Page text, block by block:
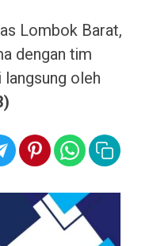
Lombok Barat,
dengan tim
oleh